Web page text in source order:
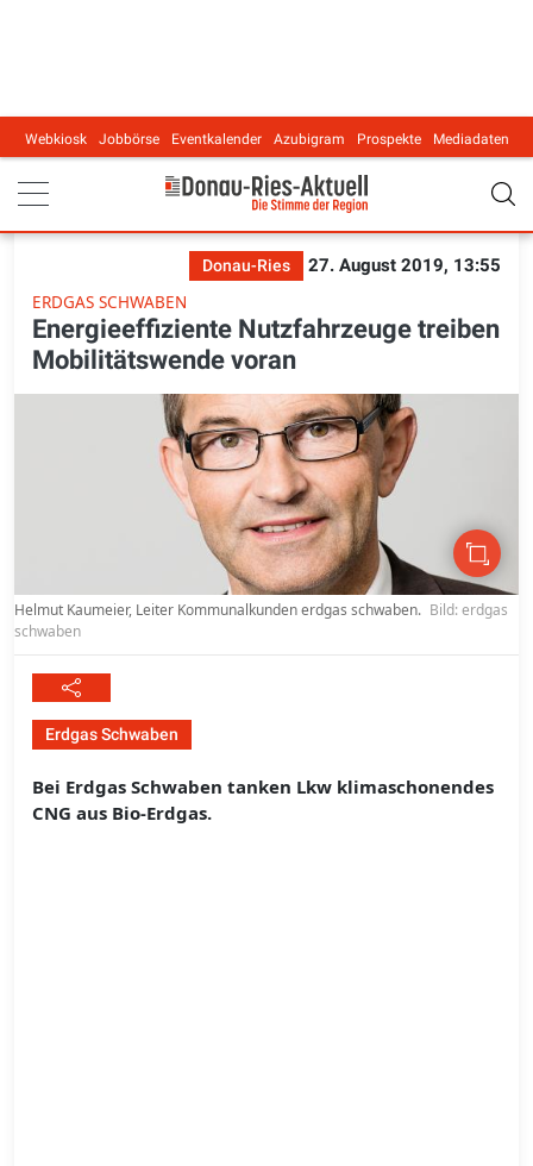
Main navigation
Webkiosk Jobbörse Eventkalender Azubigram Prospekte Mediadaten
Donau-Ries
27. August 2019, 13:55
ERDGAS SCHWABEN
Energieeffiziente Nutzfahrzeuge treiben
Mobilitätswende voran
Helmut Kaumeier, Leiter Kommunalkunden erdgas schwaben. Bild: erdgas
schwaben
Erdgas Schwaben
Bei Erdgas Schwaben tanken Lkw klimaschonendes
CNG aus Bio-Erdgas.